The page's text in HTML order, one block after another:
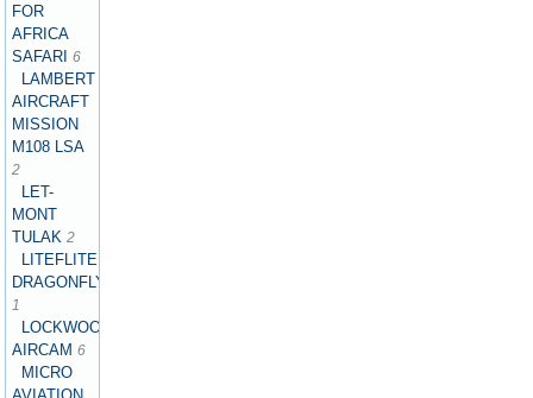
FOR
AFRICA
SAFARI
6
LAMBERT
AIRCRAFT
MISSION
M108 LSA
2
LET-
MONT
TULAK 2
LITEFLITE
DRAGONFLY
1
LOCKWOOD
AIRCAM6
MICRO